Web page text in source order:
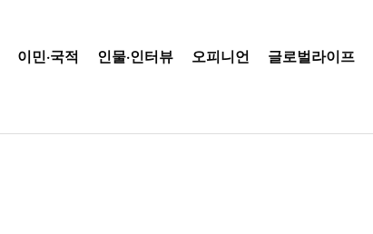
이민·국적 인물·인터뷰 오피니언 글로벌라이프